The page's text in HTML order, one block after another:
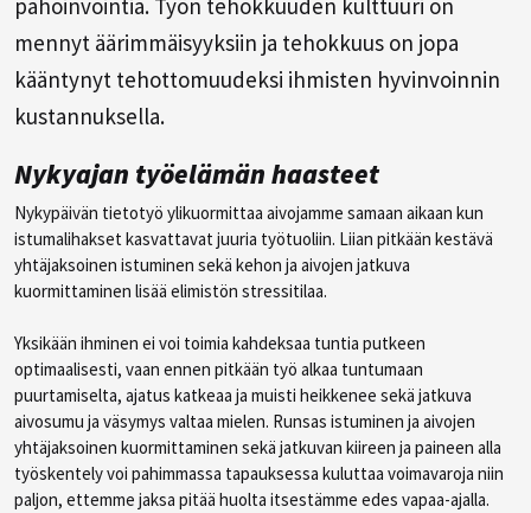
mennyt äärimmäisyyksiin ja tehokkuus on jopa
kääntynyt tehottomuudeksi ihmisten hyvinvoinnin
kustannuksella.
Nykyajan työelämän haasteet
Nykypäivän tietotyö ylikuormittaa aivojamme samaan aikaan kun
istumalihakset kasvattavat juuria työtuoliin. Liian pitkään kestävä
yhtäjaksoinen istuminen sekä kehon ja aivojen jatkuva
kuormittaminen lisää elimistön stressitilaa.
Yksikään ihminen ei voi toimia kahdeksaa tuntia putkeen
optimaalisesti, vaan ennen pitkään työ alkaa tuntumaan
puurtamiselta, ajatus katkeaa ja muisti heikkenee sekä jatkuva
aivosumu ja väsymys valtaa mielen. Runsas istuminen ja aivojen
yhtäjaksoinen kuormittaminen sekä jatkuvan kiireen ja paineen alla
työskentely voi pahimmassa tapauksessa kuluttaa voimavaroja niin
paljon, ettemme jaksa pitää huolta itsestämme edes vapaa-ajalla.